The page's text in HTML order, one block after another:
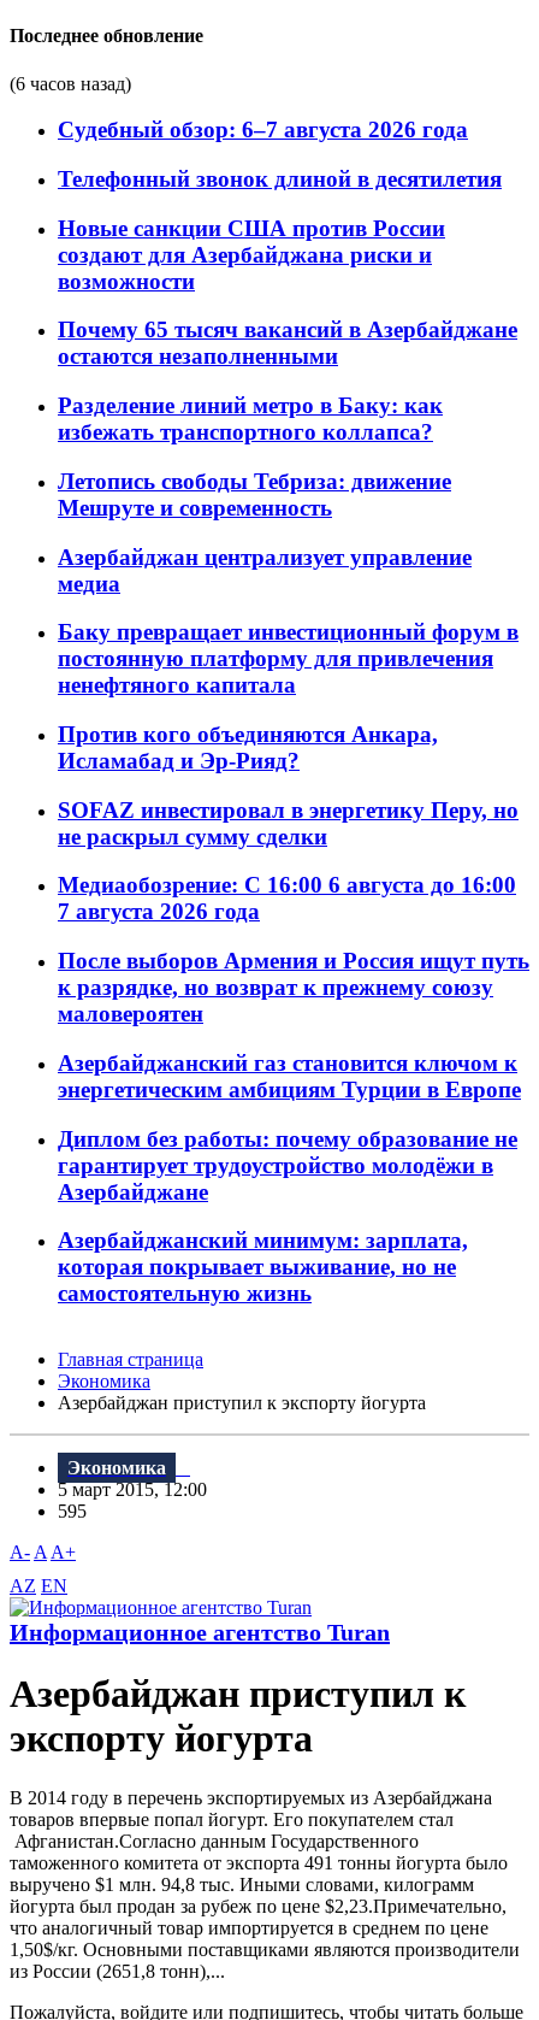
Последнее обновление
(6 часов назад)
Судебный обзор: 6–7 августа 2026 года
Телефонный звонок длиной в десятилетия
Новые санкции США против России
создают для Азербайджана риски и
возможности
Почему 65 тысяч вакансий в Азербайджане
остаются незаполненными
Разделение линий метро в Баку: как
избежать транспортного коллапса?
Летопись свободы Тебриза: движение
Мешруте и современность
Азербайджан централизует управление
медиа
Баку превращает инвестиционный форум в
постоянную платформу для привлечения
ненефтяного капитала
Против кого объединяются Анкара,
Исламабад и Эр-Рияд?
SOFAZ инвестировал в энергетику Перу, но
не раскрыл сумму сделки
Медиаобозрение: С 16:00 6 августа до 16:00
7 августа 2026 года
После выборов Армения и Россия ищут путь
к разрядке, но возврат к прежнему союзу
маловероятен
Азербайджанский газ становится ключом к
энергетическим амбициям Турции в Европе
Диплом без работы: почему образование не
гарантирует трудоустройство молодёжи в
Азербайджане
Азербайджанский минимум: зарплата,
которая покрывает выживание, но не
самостоятельную жизнь
Главная страница
Экономика
Азербайджан приступил к экспорту йогурта
Экономика
5 март 2015, 12:00
595
A- A A+
AZ EN
Информационное агентство Turan
Азербайджан приступил к
экспорту йогурта
В 2014 году в перечень экспортируемых из Азербайджана
товаров впервые попал йогурт. Его покупателем стал
Афганистан.Согласно данным Государственного
таможенного комитета от экспорта 491 тонны йогурта было
выручено $1 млн. 94,8 тыс. Иными словами, килограмм
йогурта был продан за рубеж по цене $2,23.Примечательно,
что аналогичный товар импортируется в среднем по цене
1,50$/кг. Основными поставщиками являются производители
из России (2651,8 тонн),...
Пожалуйста, войдите или подпишитесь, чтобы читать больше